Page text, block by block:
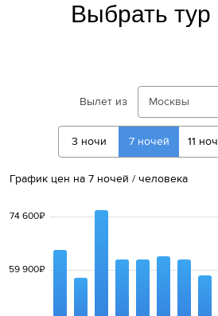
Выбрать
Вылет из Москвы
3 ночи 7 ночей 11
График цен на 7 ночей / человека
74 600₽
59 900₽